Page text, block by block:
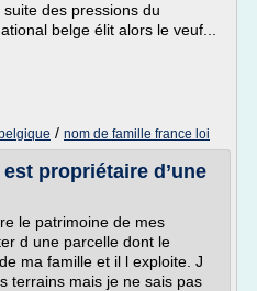
des pressions du
belge élit alors le veuf...
/ nom de famille france loi
propriétaire d’une
le patrimoine de mes
d une parcelle dont le
ma famille et il l exploite. J
terrains mais je ne sais pas